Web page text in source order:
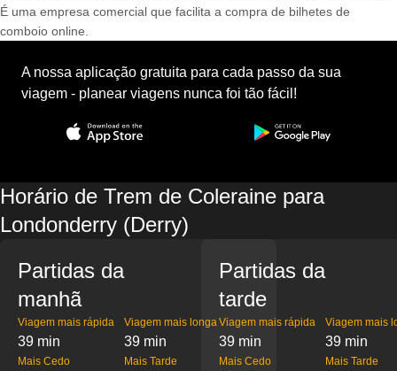
É uma empresa comercial que facilita a compra de bilhetes de
comboio online.
A nossa aplicação gratuita para cada passo da sua
viagem - planear viagens nunca foi tão fácil!
Horário de Trem de Coleraine para
Londonderry (Derry)
Partidas da
manhã
Viagem mais rápida
39 min
Viagem mais longa
39 min
Mais Cedo Mais Tarde
Partidas da
tarde
Viagem mais rápida
39 min
Viagem mais
39 min
Mais Cedo Mais Tarde